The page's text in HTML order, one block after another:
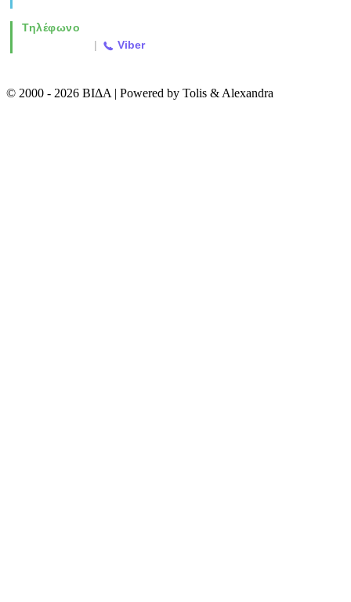
Τηλέφωνο
| Viber
© 2000 - 2026 ΒΙΔΑ | Powered by Tolis & Alexandra